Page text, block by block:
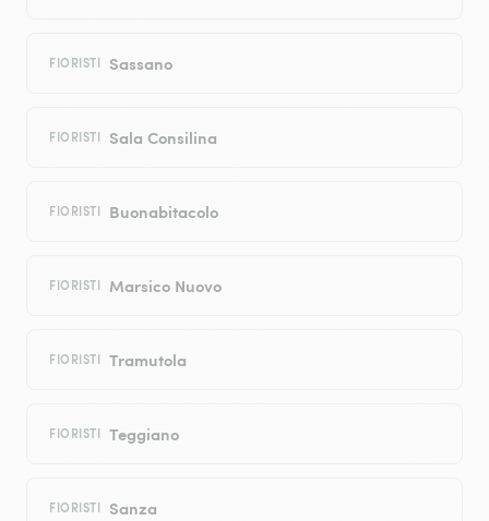
FIORISTI Sassano
FIORISTI Sala Consilina
FIORISTI Buonabitacolo
FIORISTI Marsico Nuovo
FIORISTI Tramutola
FIORISTI Teggiano
FIORISTI Sanza